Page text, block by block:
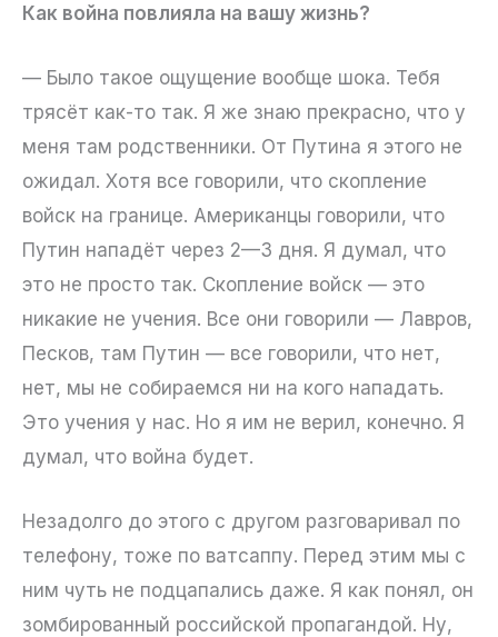
Как война повлияла на вашу жизнь?
— Было такое ощущение вообще шока. Тебя
трясёт как-то так. Я же знаю прекрасно, что у
меня там родственники. От Путина я этого не
ожидал. Хотя все говорили, что скопление
войск на границе. Американцы говорили, что
Путин нападёт через 2—3 дня. Я думал, что
это не просто так. Скопление войск — это
никакие не учения. Все они говорили — Лавров,
Песков, там Путин — все говорили, что нет,
нет, мы не собираемся ни на кого нападать.
Это учения у нас. Но я им не верил, конечно. Я
думал, что война будет.
Незадолго до этого с другом разговаривал по
телефону, тоже по ватсаппу. Перед этим мы с
ним чуть не подцапались даже. Я как понял, он
зомбированный российской пропагандой. Ну,